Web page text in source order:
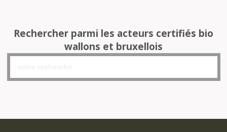
Rechercher parmi les acteurs certifiés bio
wallons et bruxellois